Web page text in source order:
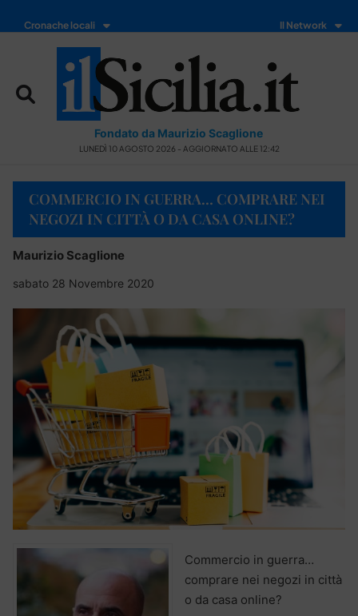
Cronache locali Il Network
Fondato da Maurizio Scaglione
LUNEDÌ 10 AGOSTO 2026 - AGGIORNATO ALLE 12:42
COMMERCIO IN GUERRA… COMPRARE NEI
NEGOZI IN CITTÀ O DA CASA ONLINE?
Maurizio Scaglione
sabato 28 Novembre 2020
Commercio in guerra…
comprare nei negozi in città
o da casa online?